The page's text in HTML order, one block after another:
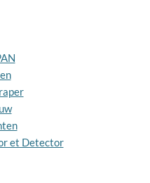
et Detector